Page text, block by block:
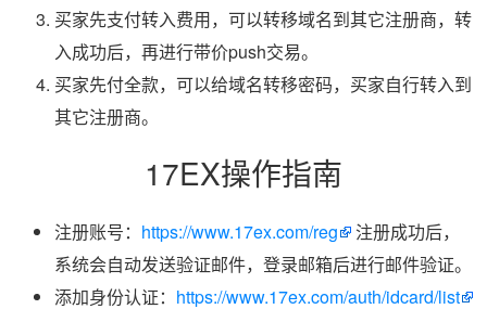
买家先支付转入费用，可以转移域名到其它注册商，转
入成功后，再进行带价push交易。
买家先付全款，可以给域名转移密码，买家自行转入到
其它注册商。
17EX操作指南
注册账号： https://www.17ex.com/reg
注册成功后，
系统会自动发送验证邮件，登录邮箱后进行邮件验证。
添加身份认证： https://www.17ex.com/auth/idcard/list